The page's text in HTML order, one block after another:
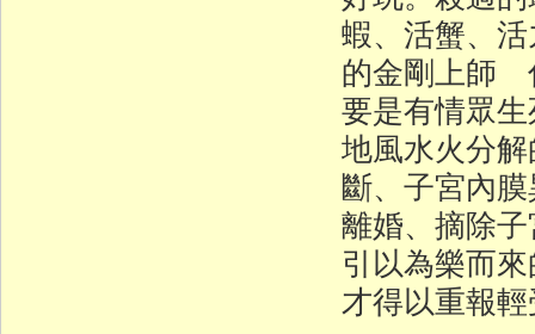
蝦、活蟹、
的金剛上師
要是有情眾
地風水火分
斷、子宮內
離婚、摘除
引以為樂而
才得以重報